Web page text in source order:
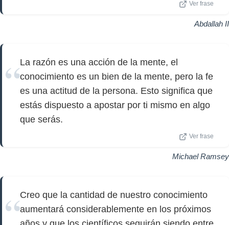
Ver frase
Abdallah II
La razón es una acción de la mente, el
conocimiento es un bien de la mente, pero la fe
es una actitud de la persona. Esto significa que
estás dispuesto a apostar por ti mismo en algo
que serás.
Ver frase
Michael Ramsey
Creo que la cantidad de nuestro conocimiento
aumentará considerablemente en los próximos